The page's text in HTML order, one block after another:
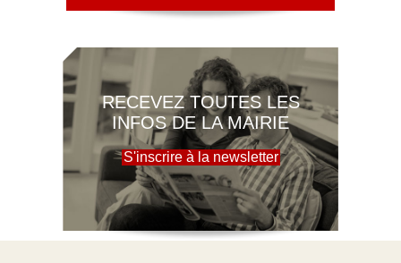
RECEVEZ TOUTES LES
INFOS DE LA MAIRIE
S'inscrire à la newsletter